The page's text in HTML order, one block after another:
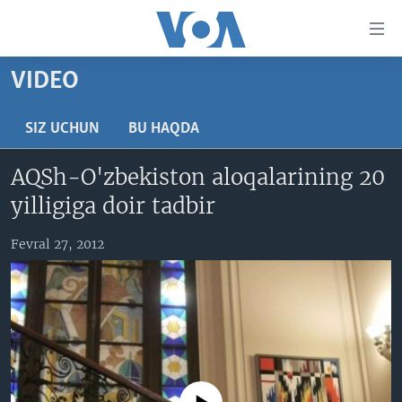
boring
Boshiga
Qidiruvga
AMERIKA
XALQARO
VATANDOSHLAR
MULTIMEDIA
AMERIKA MANZARALARI
XALQARO HAYOT
VASHINGTON CHOYXONASI
MOBIL-SALOM!
IJTIMOIY TARMOQLAR
FACEBOOK
YOUTUBE
INSTAGRAM
INGLIZ TILI DARSLARI
EDITORIAL
VIDEO
SIZ UCHUN BU HAQDA
AQSh-O'zbekiston aloqalarining 20
yilligiga doir tadbir
Fevral 27, 2012